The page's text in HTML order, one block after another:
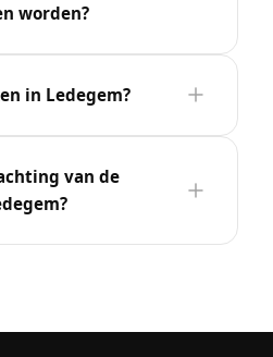
worden?
in Ledegem?
van de